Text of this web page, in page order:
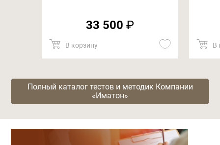
33 500 ₽
В корзину В
Полный каталог тестов и методик Компании
«Иматон»